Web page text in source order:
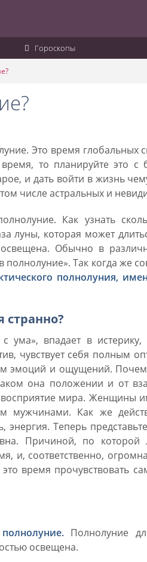
Гороскопы
Это время глобальных
то планируйте это
и дать войти в жизнь
числе астральных и
Как узнать
луны, которая может
Обычно в
полнолуние». Так когда же
полнолуния,
странно?
впадает в истерику,
чувствует себя полным
эмоций и ощущений.
она положении и от
мира. Женщины
Как же
энергия. Теперь
Причиной, по которой
и, соответственно,
время прочувствовать
Полнолуние
освещена.